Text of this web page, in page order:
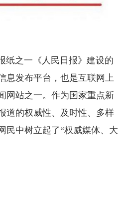
之一《人民日报》建设的
息发布平台，也是互联网上
网站之一。作为国家重点新
道的权威性、及时性、多样
民中树立起了“权威媒体、大